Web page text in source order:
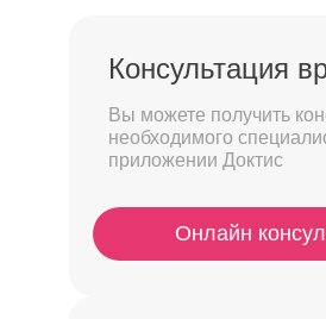
Консультация
Вы можете получить
необходимого
приложении Доктис
Онлайн